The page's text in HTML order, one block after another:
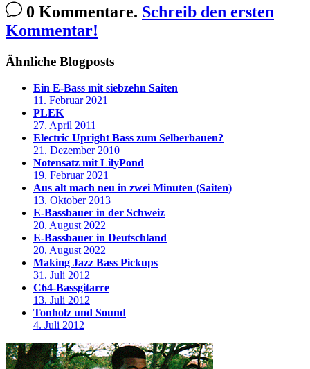
0 Kommentare. Schreib den ersten
Kommentar!
Ähnliche Blogposts
Ein E-Bass mit siebzehn Saiten
11. Februar 2021
PLEK
27. April 2011
Electric Upright Bass zum Selberbauen?
21. Dezember 2010
Notensatz mit LilyPond
19. Februar 2021
Aus alt mach neu in zwei Minuten (Saiten)
13. Oktober 2013
E-Bassbauer in der Schweiz
20. August 2022
E-Bassbauer in Deutschland
20. August 2022
Making Jazz Bass Pickups
31. Juli 2012
C64-Bassgitarre
13. Juli 2012
Tonholz und Sound
4. Juli 2012